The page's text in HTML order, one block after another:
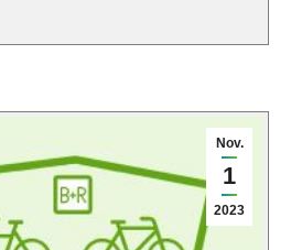
Nov.
1
2023